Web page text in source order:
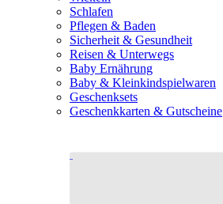
Schlafen
Pflegen & Baden
Sicherheit & Gesundheit
Reisen & Unterwegs
Baby Ernährung
Baby & Kleinkindspielwaren
Geschenksets
Geschenkkarten & Gutscheine